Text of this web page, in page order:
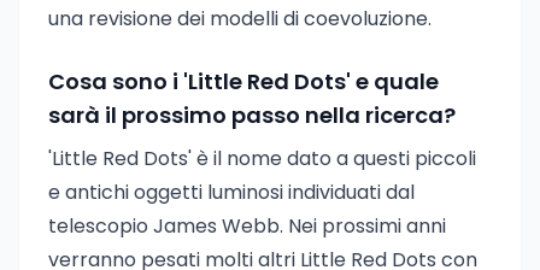
una revisione dei modelli di coevoluzione.
Cosa sono i 'Little Red Dots' e quale
sarà il prossimo passo nella ricerca?
'Little Red Dots' è il nome dato a questi piccoli
e antichi oggetti luminosi individuati dal
telescopio James Webb. Nei prossimi anni
verranno pesati molti altri Little Red Dots con